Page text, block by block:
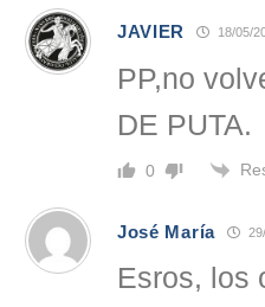
JAVIER 18/05/
PP,no
DE PUTA.
0
José María
Esros, los